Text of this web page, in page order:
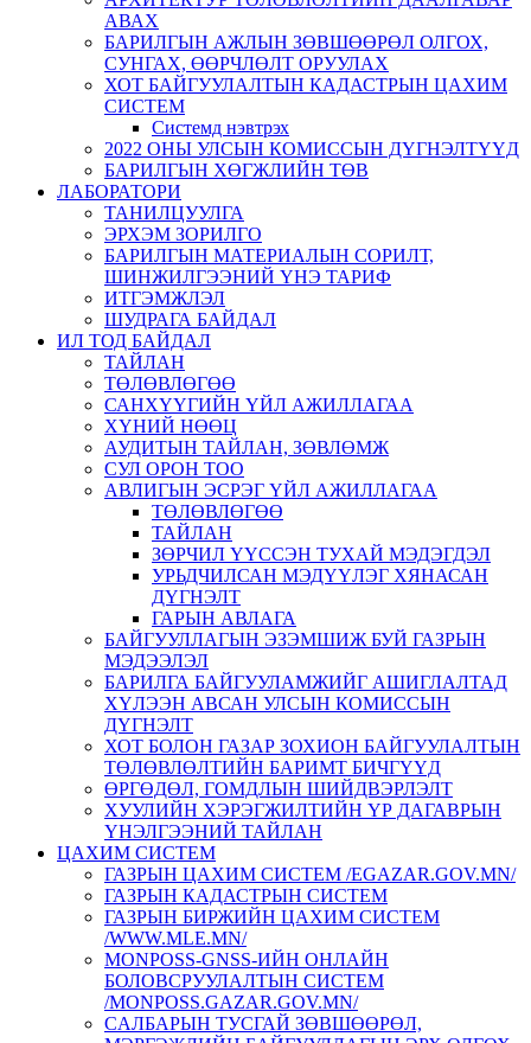
АВАХ
БАРИЛГЫН АЖЛЫН ЗӨВШӨӨРӨЛ ОЛГОХ,
СУНГАХ, ӨӨРЧЛӨЛТ ОРУУЛАХ
ХОТ БАЙГУУЛАЛТЫН КАДАСТРЫН ЦАХИМ
СИСТЕМ
Системд нэвтрэх
2022 ОНЫ УЛСЫН КОМИССЫН ДҮГНЭЛТҮҮД
БАРИЛГЫН ХӨГЖЛИЙН ТӨВ
ЛАБОРАТОРИ
ТАНИЛЦУУЛГА
ЭРХЭМ ЗОРИЛГО
БАРИЛГЫН МАТЕРИАЛЫН СОРИЛТ,
ШИНЖИЛГЭЭНИЙ ҮНЭ ТАРИФ
ИТГЭМЖЛЭЛ
ШУДРАГА БАЙДАЛ
ИЛ ТОД БАЙДАЛ
ТАЙЛАН
ТӨЛӨВЛӨГӨӨ
САНХҮҮГИЙН ҮЙЛ АЖИЛЛАГАА
ХҮНИЙ НӨӨЦ
АУДИТЫН ТАЙЛАН, ЗӨВЛӨМЖ
СУЛ ОРОН ТОО
АВЛИГЫН ЭСРЭГ ҮЙЛ АЖИЛЛАГАА
ТӨЛӨВЛӨГӨӨ
ТАЙЛАН
ЗӨРЧИЛ ҮҮССЭН ТУХАЙ МЭДЭГДЭЛ
УРЬДЧИЛСАН МЭДҮҮЛЭГ ХЯНАСАН
ДҮГНЭЛТ
ГАРЫН АВЛАГА
БАЙГУУЛЛАГЫН ЭЗЭМШИЖ БУЙ ГАЗРЫН
МЭДЭЭЛЭЛ
БАРИЛГА БАЙГУУЛАМЖИЙГ АШИГЛАЛТАД
ХҮЛЭЭН АВСАН УЛСЫН КОМИССЫН
ДҮГНЭЛТ
ХОТ БОЛОН ГАЗАР ЗОХИОН БАЙГУУЛАЛТЫН
ТӨЛӨВЛӨЛТИЙН БАРИМТ БИЧГҮҮД
ӨРГӨДӨЛ, ГОМДЛЫН ШИЙДВЭРЛЭЛТ
ХУУЛИЙН ХЭРЭГЖИЛТИЙН ҮР ДАГАВРЫН
ҮНЭЛГЭЭНИЙ ТАЙЛАН
ЦАХИМ СИСТЕМ
ГАЗРЫН ЦАХИМ СИСТЕМ /EGAZAR.GOV.MN/
ГАЗРЫН КАДАСТРЫН СИСТЕМ
ГАЗРЫН БИРЖИЙН ЦАХИМ СИСТЕМ
/WWW.MLE.MN/
MONPOSS-GNSS-ИЙН ОНЛАЙН
БОЛОВСРУУЛАЛТЫН СИСТЕМ
/MONPOSS.GAZAR.GOV.MN/
CАЛБАРЫН ТУСГАЙ ЗӨВШӨӨРӨЛ,